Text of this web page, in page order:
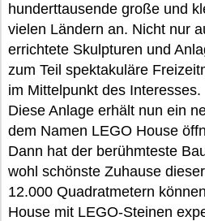
hunderttausende große und
vielen Ländern an. Nicht nur
errichtete Skulpturen und
zum Teil spektakuläre
im Mittelpunkt des Interesses.
Diese Anlage erhält nun ein
dem Namen LEGO House
Dann hat der berühmteste
wohl schönste Zuhause
12.000 Quadratmetern
House mit LEGO-Steinen